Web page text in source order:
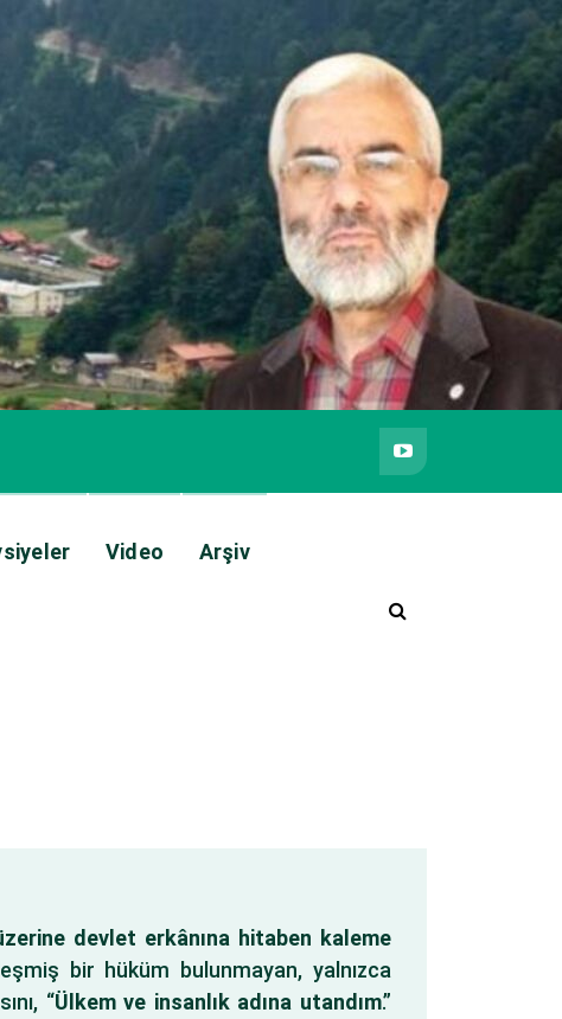
Video Arşiv
devlet erkânına hitaben kaleme
bir hüküm bulunmayan, yalnızca
“Ülkem ve insanlık adına utandım.”